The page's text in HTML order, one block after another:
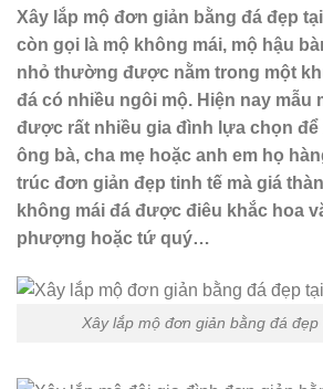
Xây lắp mộ đơn giản bằng đá đẹp tại
còn gọi là mộ không mái, mộ hậu
nhỏ thường được nằm trong một
đá có nhiều ngôi mộ. Hiện nay mẫu
được rất nhiều gia đình lựa chọn để
ông bà, cha mẹ hoặc anh em họ
trúc đơn giản đẹp tinh tế mà giá
không mái đá được điêu khắc hoa
phượng hoặc tứ quý…
Xây lắp mộ đơn giản bằng đá đẹp